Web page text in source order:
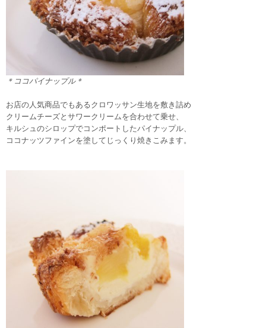
＊ココパイナップル＊
お店の人気商品でもあるクロワッサン生地を敷き詰め
クリームチーズとサワークリームを合わせて乗せ、
キルシュのシロップでコンポートしたパイナップル、
ココナッツファインを塗してじっくり焼きこみます。